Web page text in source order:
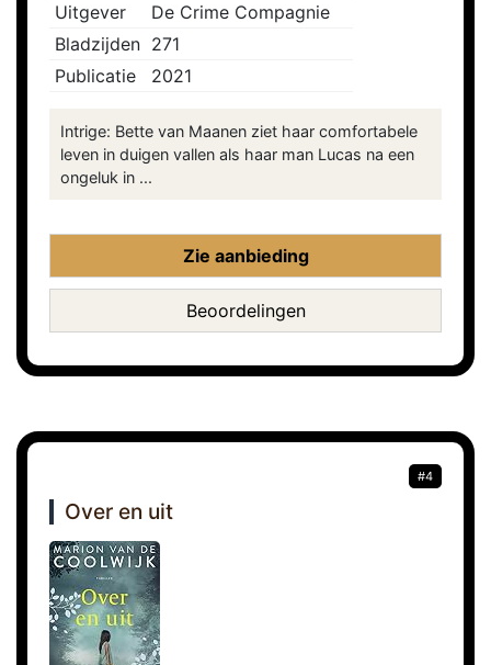
Uitgever
De Crime Compagnie
Bladzijden 271
Publicatie
2021
Intrige: Bette van Maanen ziet haar comfortabele
leven in duigen vallen als haar man Lucas na een
ongeluk in ...
Zie aanbieding
Beoordelingen
#4
Over en uit